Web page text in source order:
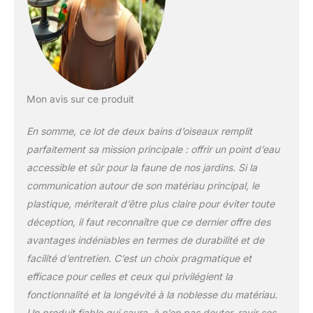
pour boire de l'eau
ou nourrir des
graines d'oiseaux.
Vous pouvez
avec un bain
d'oiseaux aura un
effet plus ornemental.
Design pour oiseau :
la surface de la
chaîne de
suspension a été
polie, dégraissée et
traitée avec une
rouille noire sur l'aile
électrique. Le bord de
Mon avis sur ce produit
En somme, ce lot de deux bains d’oiseaux remplit
parfaitement sa mission principale : offrir un point d’eau
accessible et sûr pour la faune de nos jardins. Si la
communication autour de son matériau principal, le
plastique, mériterait d’être plus claire pour éviter toute
déception, il faut reconnaître que ce dernier offre des
avantages indéniables en termes de durabilité et de
facilité d’entretien. C’est un choix pragmatique et
efficace pour celles et ceux qui privilégient la
fonctionnalité et la longévité à la noblesse du matériau.